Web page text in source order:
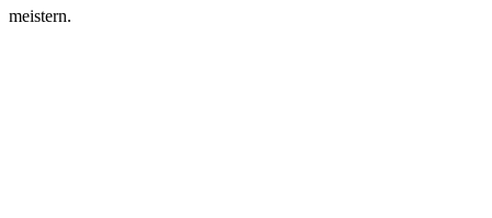
meistern.